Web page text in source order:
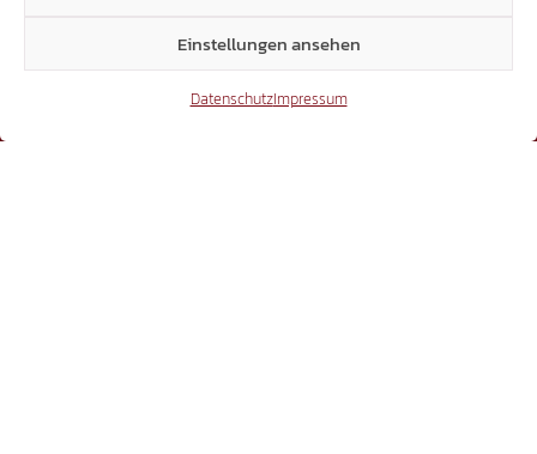
Einstellungen ansehen
DatenschutzImpressum